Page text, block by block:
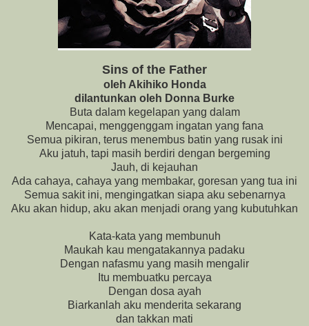
Sins of the Father
oleh Akihiko Honda
dilantunkan oleh Donna Burke
Buta dalam kegelapan yang dalam
Mencapai, menggenggam ingatan yang fana
Semua pikiran, terus menembus batin yang rusak ini
Aku jatuh, tapi masih berdiri dengan bergeming
Jauh, di kejauhan
Ada cahaya, cahaya yang membakar, goresan yang tua ini
Semua sakit ini, mengingatkan siapa aku sebenarnya
Aku akan hidup, aku akan menjadi orang yang kubutuhkan
Kata-kata yang membunuh
Maukah kau mengatakannya padaku
Dengan nafasmu yang masih mengalir
Itu membuatku percaya
Dengan dosa ayah
Biarkanlah aku menderita sekarang
dan takkan mati